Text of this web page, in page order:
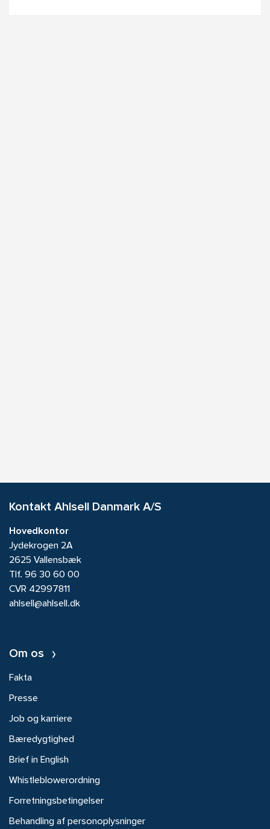
Kontakt Ahlsell Danmark A/S
Hovedkontor
Jydekrogen 2A
2625 Vallensbæk
Tlf. 96 30 60 00
CVR 42997811
ahlsell@ahlsell.dk
Om os
Fakta
Presse
Job og karriere
Bæredygtighed
Brief in English
Whistleblowerordning
Forretningsbetingelser
Behandling af personoplysninger